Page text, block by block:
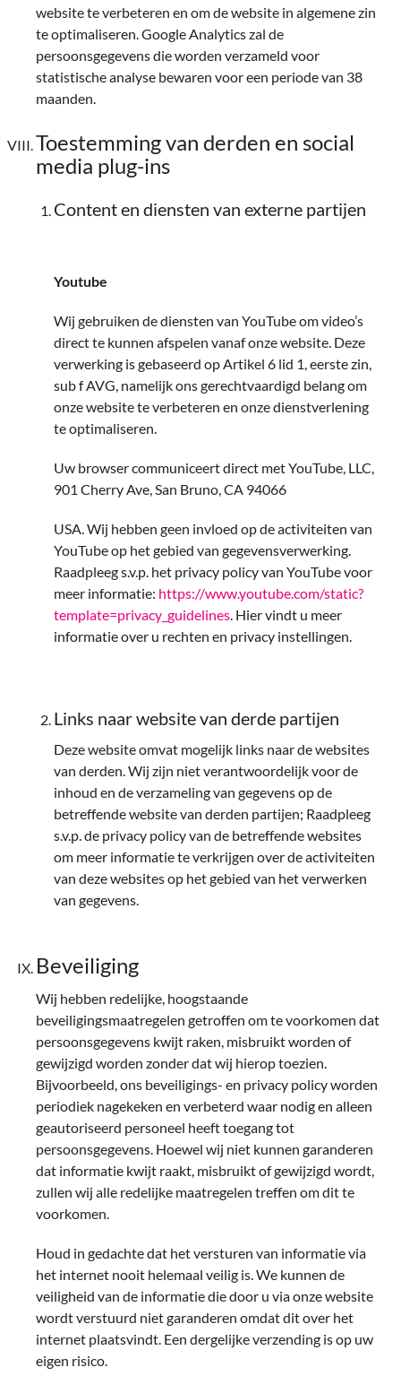
website te verbeteren en om de website in algemene zin
te optimaliseren. Google Analytics zal de
persoonsgegevens die worden verzameld voor
statistische analyse bewaren voor een periode van 38
maanden.
Toestemming van derden en social
media plug-ins
Content en diensten van externe partijen
Youtube
Wij gebruiken de diensten van YouTube om video’s
direct te kunnen afspelen vanaf onze website. Deze
verwerking is gebaseerd op Artikel 6 lid 1, eerste zin,
sub f AVG, namelijk ons gerechtvaardigd belang om
onze website te verbeteren en onze dienstverlening
te optimaliseren.
Uw browser communiceert direct met YouTube, LLC,
901 Cherry Ave, San Bruno, CA 94066
USA. Wij hebben geen invloed op de activiteiten van
YouTube op het gebied van gegevensverwerking.
Raadpleeg s.v.p. het privacy policy van YouTube voor
meer informatie: https://www.youtube.com/static?
template=privacy_guidelines. Hier vindt u meer
informatie over u rechten en privacy instellingen.
Links naar website van derde partijen
Deze website omvat mogelijk links naar de websites
van derden. Wij zijn niet verantwoordelijk voor de
inhoud en de verzameling van gegevens op de
betreffende website van derden partijen; Raadpleeg
s.v.p. de privacy policy van de betreffende websites
om meer informatie te verkrijgen over de activiteiten
van deze websites op het gebied van het verwerken
van gegevens.
Beveiliging
Wij hebben redelijke, hoogstaande
beveiligingsmaatregelen getroffen om te voorkomen dat
persoonsgegevens kwijt raken, misbruikt worden of
gewijzigd worden zonder dat wij hierop toezien.
Bijvoorbeeld, ons beveiligings- en privacy policy worden
periodiek nagekeken en verbeterd waar nodig en alleen
geautoriseerd personeel heeft toegang tot
persoonsgegevens. Hoewel wij niet kunnen garanderen
dat informatie kwijt raakt, misbruikt of gewijzigd wordt,
zullen wij alle redelijke maatregelen treffen om dit te
voorkomen.
Houd in gedachte dat het versturen van informatie via
het internet nooit helemaal veilig is. We kunnen de
veiligheid van de informatie die door u via onze website
wordt verstuurd niet garanderen omdat dit over het
internet plaatsvindt. Een dergelijke verzending is op uw
eigen risico.